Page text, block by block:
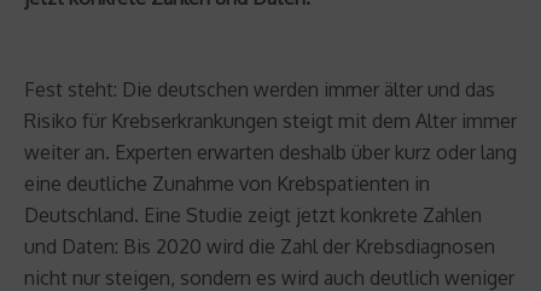
Fest steht: Die deutschen werden immer älter und das
Risiko für Krebserkrankungen steigt mit dem Alter immer
weiter an. Experten erwarten deshalb über kurz oder lang
eine deutliche Zunahme von Krebspatienten in
Deutschland. Eine Studie zeigt jetzt konkrete Zahlen
und Daten: Bis 2020 wird die Zahl der Krebsdiagnosen
nicht nur steigen, sondern es wird auch deutlich weniger